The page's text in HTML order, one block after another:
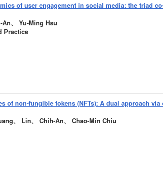
of user engagement in social media: the triad
、 Yu-Ming Hsu
Practice
of non-fungible tokens (NFTs): A dual approach
、 Lin、 Chih-An、 Chao-Min Chiu